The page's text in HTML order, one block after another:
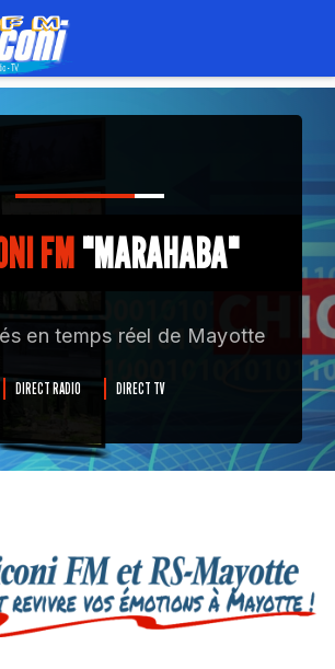
FM"MARAHABA"
en temps réel de Mayotte
DIRECT RADIO DIRECT TV